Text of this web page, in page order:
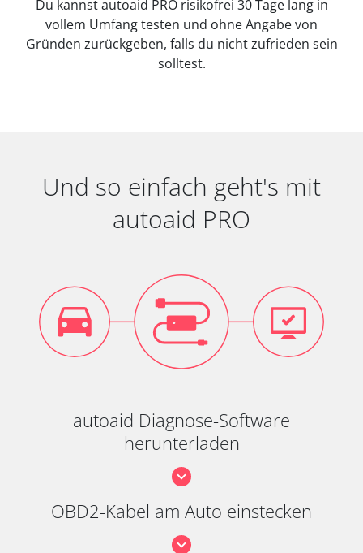
Du kannst autoaid PRO risikofrei 30 Tage lang in
vollem Umfang testen und ohne Angabe von
Gründen zurückgeben, falls du nicht zufrieden sein
solltest.
Und so einfach geht's mit
autoaid PRO
autoaid Diagnose-Software
herunterladen
OBD2-Kabel am Auto einstecken